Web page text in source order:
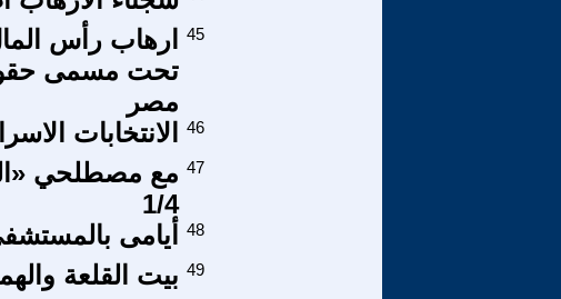
ارهاب رأس
تحت مسمى
مصر
45
الانتخابات 46
مع مصطلحي
1/4
47
أيامى 48
بيت القلعة 49